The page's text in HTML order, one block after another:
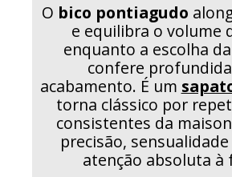
O bico pontiagudo
e equilibra o volume
enquanto a escolha
confere
acabamento. É um
torna clássico por
consistentes da
precisão,
atenção absoluta à